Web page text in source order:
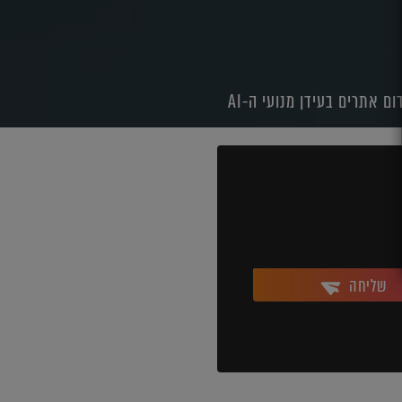
שליחה